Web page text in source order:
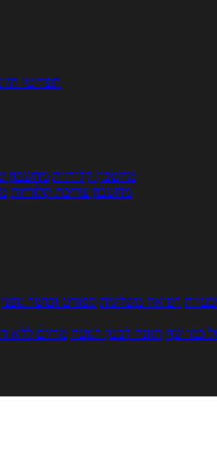
תפריטי
מחשבון קלוריות מחשבון
מחשבון צריכת קלוריות
רפואה משלימה ספורט וכושר גופני
כמו שף תזונה לבטן רגועה מרזים ללא